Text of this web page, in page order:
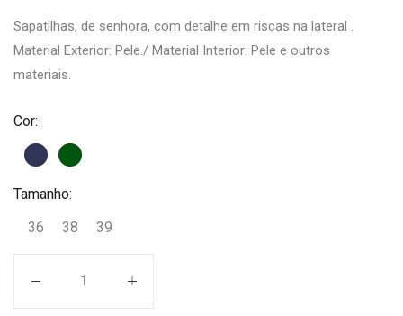
Sapatilhas, de senhora, com detalhe em riscas na lateral .
Material Exterior: Pele./ Material Interior: Pele e outros
materiais.
Cor:
Tamanho:
36
38 39